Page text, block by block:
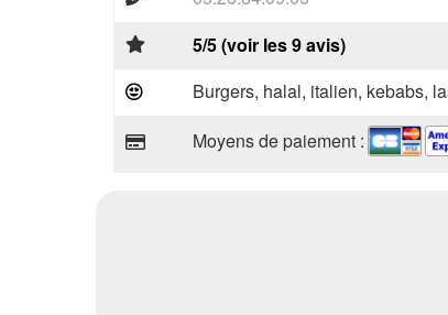
5/5 (voir les 9 avis)
Burgers, halal, italien, kebabs,
Moyens de paiement :